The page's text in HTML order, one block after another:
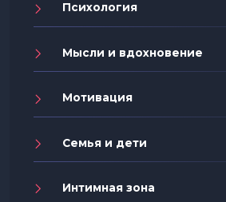
Психология
Мысли и вдохновение
Мотивация
Семья и дети
Интимная зона